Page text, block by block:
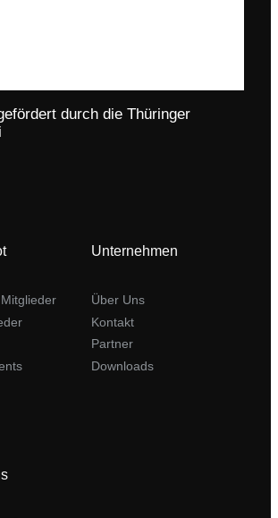
durch die Thüringer
Unternehmen
Über Uns
Kontakt
Partner
Downloads